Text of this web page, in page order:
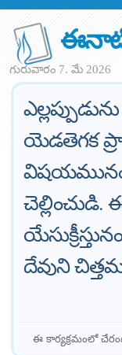
గురువారం 7. మే 2026
యెడతెగక
దేవుని
ఈ కార్యక్రమంలో